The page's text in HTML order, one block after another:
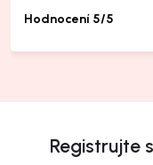
Hodnocení 5/5
Registrujte